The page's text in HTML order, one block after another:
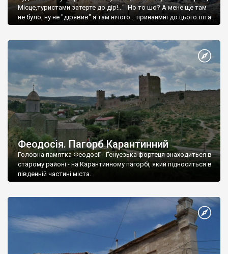
Місце,туристами затерте до дір!..." Но то шо? А мене ще там
не було, ну не "дірявив" я там нічого... принаймні до цього літа.
Феодосія. Пагорб Карантинний
Головна памятка Феодосії - Генуезька фортеця знаходиться в
старому районі - на Карантинному пагорбі, який підноситься в
південній частині міста.